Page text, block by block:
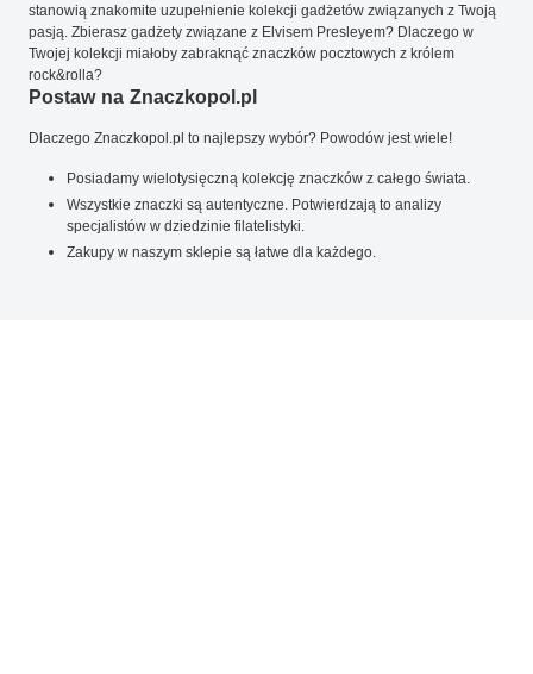
stanowią znakomite uzupełnienie kolekcji gadżetów związanych z Twoją
pasją. Zbierasz gadżety związane z Elvisem Presleyem? Dlaczego w
Twojej kolekcji miałoby zabraknąć znaczków pocztowych z królem
rock&rolla?
Postaw na Znaczkopol.pl
Dlaczego Znaczkopol.pl to najlepszy wybór? Powodów jest wiele!
Posiadamy wielotysięczną kolekcję znaczków z całego świata.
Wszystkie znaczki są autentyczne. Potwierdzają to analizy
specjalistów w dziedzinie filatelistyki.
Zakupy w naszym sklepie są łatwe dla każdego.